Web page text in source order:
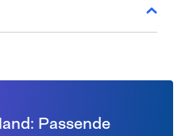
Passende